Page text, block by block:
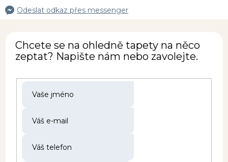
Odeslat odkaz přes messenger
Chcete se na ohledně tapety na něco
zeptat? Napište nám nebo zavolejte.